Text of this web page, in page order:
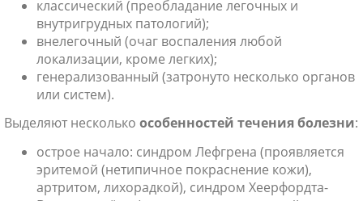
классический (преобладание легочных и
внутригрудных патологий);
внелегочный (очаг воспаления любой
локализации, кроме легких);
генерализованный (затронуто несколько органов
или систем).
Выделяют несколько особенностей течения болезни:
острое начало: синдром Лефгрена (проявляется
эритемой (нетипичное покраснение кожи),
артритом, лихорадкой), синдром Хеерфордта-